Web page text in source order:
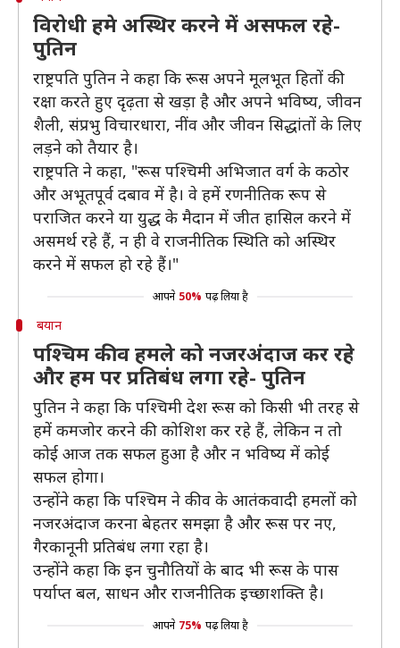
विरोधी हमे अस्थिर करने में असफल रहे-
पुतिन
राष्ट्रपति पुतिन ने कहा कि रूस अपने मूलभूत हितों की
रक्षा करते हुए दृढ़ता से खड़ा है और अपने भविष्य, जीवन
शैली, संप्रभु विचारधारा, नींव और जीवन सिद्धांतों के लिए
लड़ने को तैयार है।
राष्ट्रपति ने कहा, "रूस पश्चिमी अभिजात वर्ग के कठोर
और अभूतपूर्व दबाव में है। वे हमें रणनीतिक रूप से
पराजित करने या युद्ध के मैदान में जीत हासिल करने में
असमर्थ रहे हैं, न ही वे राजनीतिक स्थिति को अस्थिर
करने में सफल हो रहे हैं।"
आपने 50% पढ़ लिया है
बयान
पश्चिम कीव हमले को नजरअंदाज कर रहे
और हम पर प्रतिबंध लगा रहे- पुतिन
पुतिन ने कहा कि पश्चिमी देश रूस को किसी भी तरह से
हमें कमजोर करने की कोशिश कर रहे हैं, लेकिन न तो
कोई आज तक सफल हुआ है और न भविष्य में कोई
सफल होगा।
उन्होंने कहा कि पश्चिम ने कीव के आतंकवादी हमलों को
नजरअंदाज करना बेहतर समझा है और रूस पर नए,
गैरकानूनी प्रतिबंध लगा रहा है।
उन्होंने कहा कि इन चुनौतियों के बाद भी रूस के पास
पर्याप्त बल, साधन और राजनीतिक इच्छाशक्ति है।
आपने 75% पढ़ लिया है